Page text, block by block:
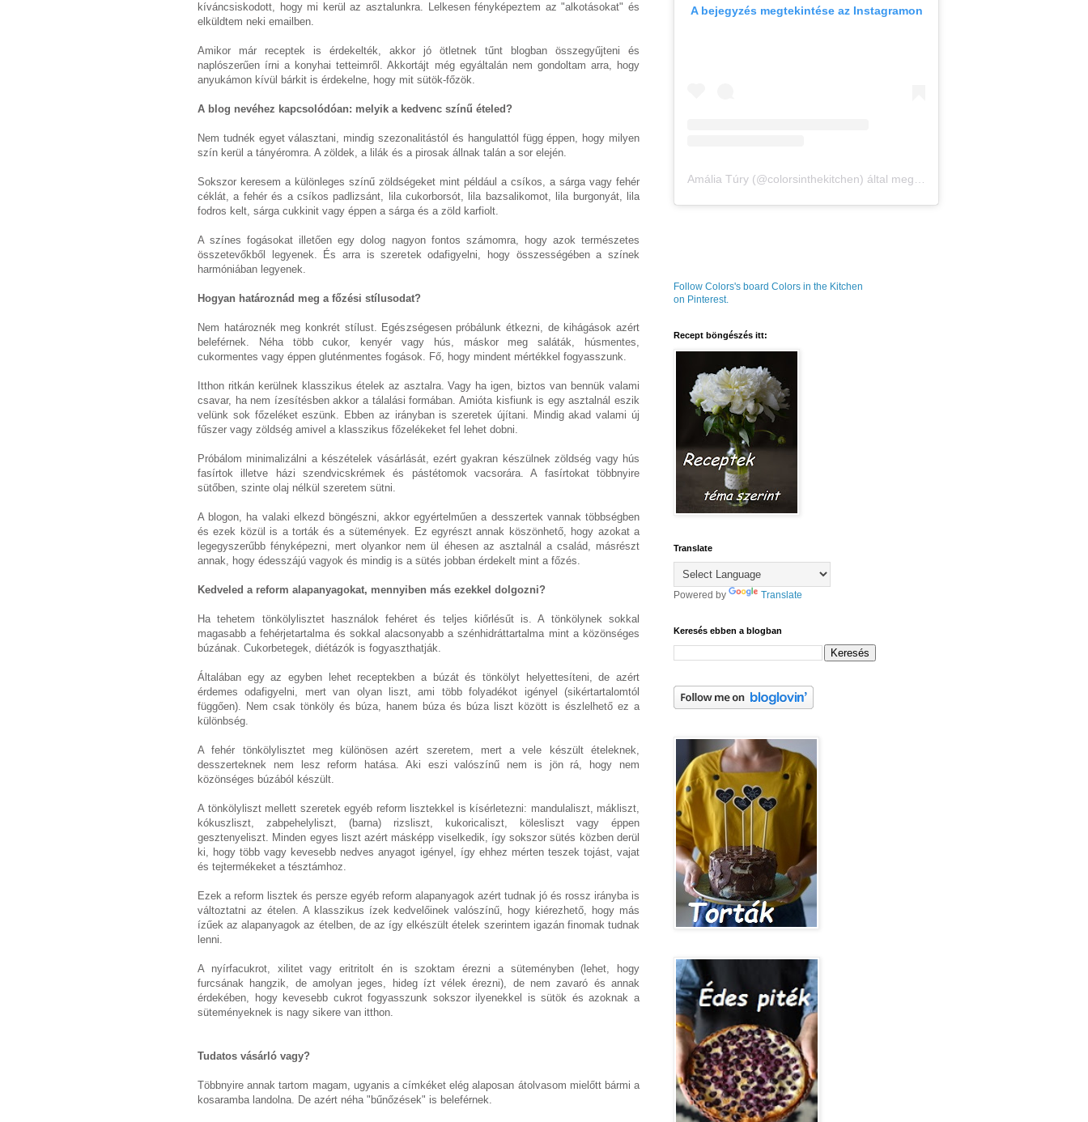
kíváncsiskodott, hogy mi kerül az asztalunkra. Lelkesen fényképeztem az "alkotásokat" és
elküldtem neki emailben.
Amikor már receptek is érdekelték, akkor jó ötletnek tűnt blogban összegyűjteni és
naplószerűen írni a konyhai tetteimről. Akkortájt még egyáltalán nem gondoltam arra, hogy
anyukámon kívül bárkit is érdekelne, hogy mit sütök-főzök.
A blog nevéhez kapcsolódóan: melyik a kedvenc színű ételed?
Nem tudnék egyet választani, mindig szezonalitástól és hangulattól függ éppen, hogy milyen
szín kerül a tányéromra. A zöldek, a lilák és a pirosak állnak talán a sor elején.
Sokszor keresem a különleges színű zöldségeket mint például a csíkos, a sárga vagy fehér
céklát, a fehér és a csíkos padlizsánt, lila cukorborsót, lila bazsalikomot, lila burgonyát, lila
fodros kelt, sárga cukkinit vagy éppen a sárga és a zöld karfiolt.
A színes fogásokat illetően egy dolog nagyon fontos számomra, hogy azok természetes
összetevőkből legyenek. És arra is szeretek odafigyelni, hogy összességében a színek
harmóniában legyenek.
Hogyan határoznád meg a főzési stílusodat?
Nem határoznék meg konkrét stílust. Egészségesen próbálunk étkezni, de kihágások azért
beleférnek. Néha több cukor, kenyér vagy hús, máskor meg saláták, húsmentes,
cukormentes vagy éppen gluténmentes fogások. Fő, hogy mindent mértékkel fogyasszunk.
Itthon ritkán kerülnek klasszikus ételek az asztalra. Vagy ha igen, biztos van bennük valami
csavar, ha nem ízesítésben akkor a tálalási formában. Amióta kisfiunk is egy asztalnál eszik
velünk sok főzeléket eszünk. Ebben az irányban is szeretek újítani. Mindig akad valami új
fűszer vagy zöldség amivel a klasszikus főzelékeket fel lehet dobni.
Próbálom minimalizálni a készételek vásárlását, ezért gyakran készülnek zöldség vagy hús
fasírtok illetve házi szendvicskrémek és pástétomok vacsorára. A fasírtokat többnyire
sütőben, szinte olaj nélkül szeretem sütni.
A blogon, ha valaki elkezd böngészni, akkor egyértelműen a desszertek vannak többségben
és ezek közül is a torták és a sütemények. Ez egyrészt annak köszönhető, hogy azokat a
legegyszerűbb fényképezni, mert olyankor nem ül éhesen az asztalnál a család, másrészt
annak, hogy édesszájú vagyok és mindig is a sütés jobban érdekelt mint a főzés.
Kedveled a reform alapanyagokat, mennyiben más ezekkel dolgozni?
Ha tehetem tönkölylisztet használok fehéret és teljes kiőrlésűt is. A tönkölynek sokkal
magasabb a fehérjetartalma és sokkal alacsonyabb a szénhidráttartalma mint a közönséges
búzának. Cukorbetegek, diétázók is fogyaszthatják.
Általában egy az egyben lehet receptekben a búzát és tönkölyt helyettesíteni, de azért
érdemes odafigyelni, mert van olyan liszt, ami több folyadékot igényel (sikértartalomtól
függően). Nem csak tönköly és búza, hanem búza és búza liszt között is észlelhető ez a
különbség.
A fehér tönkölylisztet meg különösen azért szeretem, mert a vele készült ételeknek,
desszerteknek nem lesz reform hatása. Aki eszi valószínű nem is jön rá, hogy nem
közönséges búzából készült.
A tönkölyliszt mellett szeretek egyéb reform lisztekkel is kísérletezni: mandulaliszt, mákliszt,
kókuszliszt, zabpehelyliszt, (barna) rizsliszt, kukoricaliszt, kölesliszt vagy éppen
gesztenyeliszt. Minden egyes liszt azért másképp viselkedik, így sokszor sütés közben derül
ki, hogy több vagy kevesebb nedves anyagot igényel, így ehhez mérten teszek tojást, vajat
és tejtermékeket a tésztámhoz.
Ezek a reform lisztek és persze egyéb reform alapanyagok azért tudnak jó és rossz irányba is
változtatni az ételen. A klasszikus ízek kedvelőinek valószínű, hogy kiérezhető, hogy más
ízűek az alapanyagok az ételben, de az így elkészült ételek szerintem igazán finomak tudnak
lenni.
A nyírfacukrot, xilitet vagy eritritolt én is szoktam érezni a süteményben (lehet, hogy
furcsának hangzik, de amolyan jeges, hideg ízt vélek érezni), de nem zavaró és annak
érdekében, hogy kevesebb cukrot fogyasszunk sokszor ilyenekkel is sütök és azoknak a
süteményeknek is nagy sikere van itthon.
Tudatos vásárló vagy?
Többnyire annak tartom magam, ugyanis a címkéket elég alaposan átolvasom mielőtt bármi a
kosaramba landolna. De azért néha "bűnőzések" is beleférnek.
A bejegyzés megtekintése az Instagramon
Amália Túry (@colorsinthekitchen) által megosztott bejegyzés
Follow Colors's board Colors in the Kitchen
on Pinterest.
Recept böngészés itt:
Translate
Powered by Translate
Keresés ebben a blogban